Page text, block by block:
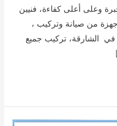
وعلى أعلى كفاءة، فنيين
من صيانة وتركيب ،
في الشارقة، تركيب جميع